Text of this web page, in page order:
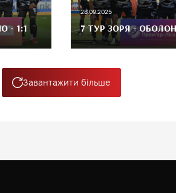
- 1:1
28.09.2025
7 ТУР ЗОРЯ -
Завантажити більше